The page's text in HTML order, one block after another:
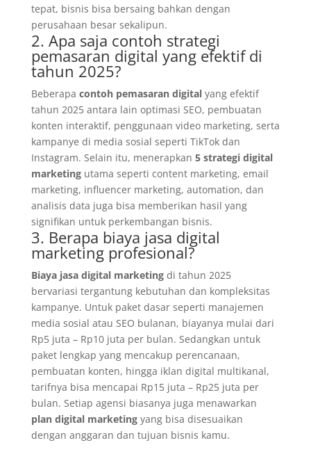
tepat, bisnis bisa bersaing bahkan dengan
perusahaan besar sekalipun.
2. Apa saja contoh strategi
pemasaran digital yang efektif di
tahun 2025?
Beberapa contoh pemasaran digitalyang efektif
tahun 2025 antara lain optimasi SEO, pembuatan
konten interaktif, penggunaan video marketing, serta
kampanye di media sosial seperti TikTok dan
Instagram. Selain itu, menerapkan 5 strategi digital
marketingutama seperti content marketing, email
marketing, influencer marketing, automation, dan
analisis data juga bisa memberikan hasil yang
signifikan untuk perkembangan bisnis.
3. Berapa biaya jasa digital
marketing profesional?
Biaya jasa digital marketingdi tahun 2025
bervariasi tergantung kebutuhan dan kompleksitas
kampanye. Untuk paket dasar seperti manajemen
media sosial atau SEO bulanan, biayanya mulai dari
Rp5 juta – Rp10 juta per bulan. Sedangkan untuk
paket lengkap yang mencakup perencanaan,
pembuatan konten, hingga iklan digital multikanal,
tarifnya bisa mencapai Rp15 juta – Rp25 juta per
bulan. Setiap agensi biasanya juga menawarkan
plan digital marketingyang bisa disesuaikan
dengan anggaran dan tujuan bisnis kamu.